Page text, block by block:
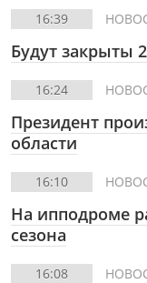
16:39
Будут закрыты
16:24
Президент
области
16:10
На ипподроме
сезона
16:08